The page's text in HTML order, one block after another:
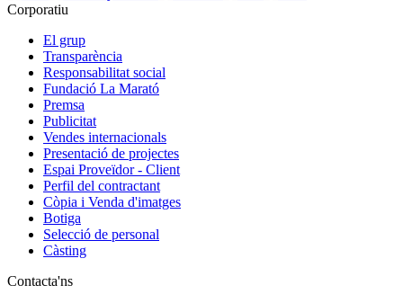
Corporatiu
El grup
Transparència
Responsabilitat social
Fundació La Marató
Premsa
Publicitat
Vendes internacionals
Presentació de projectes
Espai Proveïdor - Client
Perfil del contractant
Còpia i Venda d'imatges
Botiga
Selecció de personal
Càsting
Contacta'ns